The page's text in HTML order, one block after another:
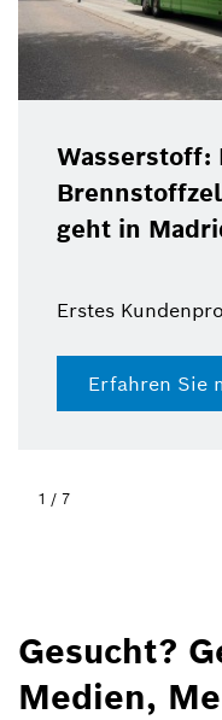
Wasserstoff:
geht in
Erstes
Erfahren Sie
1 / 7
Gesucht?
Medien,